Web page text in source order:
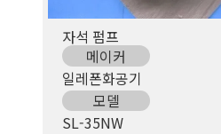
자석 펌프
메이커
일레폰화공기
모델
SL-35NW